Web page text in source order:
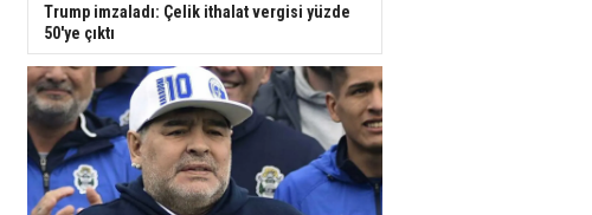
Trump imzaladı: Çelik ithalat vergisi yüzde
50'ye çıktı